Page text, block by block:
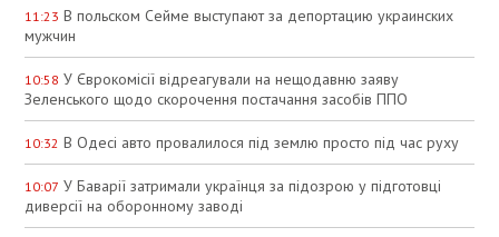
11:23 В польском Сейме выступают за депортацию украинских
мужчин
10:58 У Єврокомісії відреагували на нещодавню заяву
Зеленського щодо скорочення постачання засобів ППО
10:32 В Одесі авто провалилося під землю просто під час руху
10:07 У Баварії затримали українця за підозрою у підготовці
диверсії на оборонному заводі